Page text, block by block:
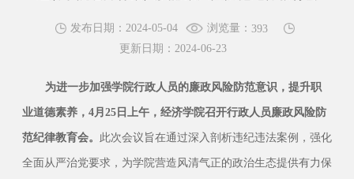
发布日期：2024-05-04 浏览量： 393
更新日期：2024-06-23
为进一步加强学院行政人员的廉政风险防范意识，提升职
业道德素养，4月25日上午，经济学院召开行政人员廉政风险防
范纪律教育会。 此次会议旨在通过深入剖析违纪违法案例，强化
全面从严治党要求，为学院营造风清气正的政治生态提供有力保